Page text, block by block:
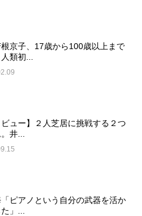
京子、17歳から100歳以上まで
類初...
ビュー】２人芝居に挑戦する２つ
井...
ピアノという自分の武器を活か
」...